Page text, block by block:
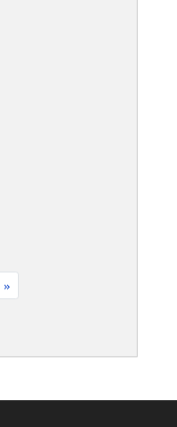
suivante
Dernière page
»